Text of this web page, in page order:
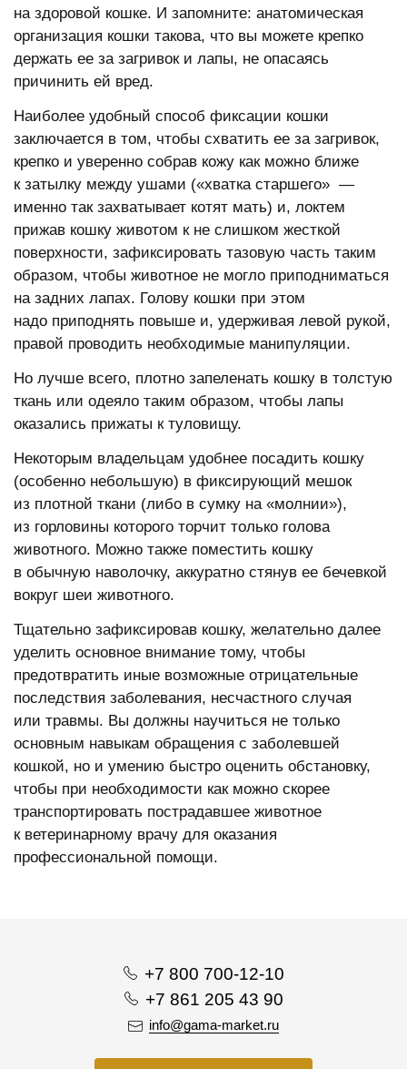
на здоровой кошке. И запомните: анатомическая
организация кошки такова, что вы можете крепко
держать ее за загривок и лапы, не опасаясь
причинить ей вред.
Наиболее удобный способ фиксации кошки
заключается в том, чтобы схватить ее за загривок,
крепко и уверенно собрав кожу как можно ближе
к затылку между ушами («хватка старшего» —
именно так захватывает котят мать) и, локтем
прижав кошку животом к не слишком жесткой
поверхности, зафиксировать тазовую часть таким
образом, чтобы животное не могло приподниматься
на задних лапах. Голову кошки при этом
надо приподнять повыше и, удерживая левой рукой,
правой проводить необходимые манипуляции.
Но лучше всего, плотно запеленать кошку в толстую
ткань или одеяло таким образом, чтобы лапы
оказались прижаты к туловищу.
Некоторым владельцам удобнее посадить кошку
(особенно небольшую) в фиксирующий мешок
из плотной ткани (либо в сумку на «молнии»),
из горловины которого торчит только голова
животного. Можно также поместить кошку
в обычную наволочку, аккуратно стянув ее бечевкой
вокруг шеи животного.
Тщательно зафиксировав кошку, желательно далее
уделить основное внимание тому, чтобы
предотвратить иные возможные отрицательные
последствия заболевания, несчастного случая
или травмы. Вы должны научиться не только
основным навыкам обращения с заболевшей
кошкой, но и умению быстро оценить обстановку,
чтобы при необходимости как можно скорее
транспортировать пострадавшее животное
к ветеринарному врачу для оказания
профессиональной помощи.
+7 800 700-12-10
+7 861 205 43 90
info@gama-market.ru